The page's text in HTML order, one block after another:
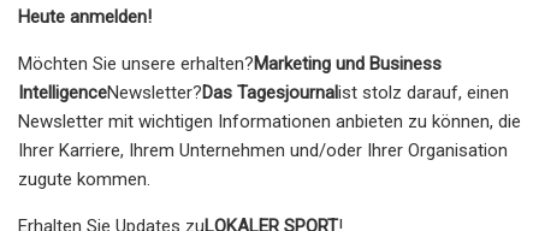
Heute anmelden!
Möchten Sie unsere erhalten?Marketing und Business
IntelligenceNewsletter?Das Tagesjournalist stolz darauf, einen
Newsletter mit wichtigen Informationen anbieten zu können, die
Ihrer Karriere, Ihrem Unternehmen und/oder Ihrer Organisation
zugute kommen.
Erhalten Sie Updates zuLOKALER SPORT!